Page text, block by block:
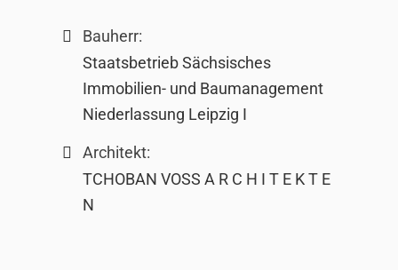
Bauherr:
Staatsbetrieb Sächsisches
Immobilien- und Baumanagement
Niederlassung Leipzig I
Architekt:
TCHOBAN VOSS A R C H I T E K T E
N